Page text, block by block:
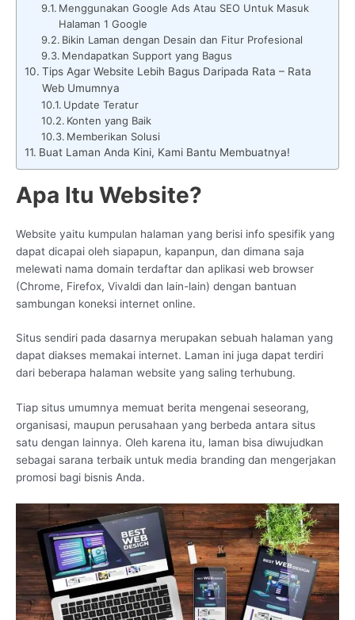
Menggunakan Google Ads Atau SEO Untuk Masuk
Halaman 1 Google
Bikin Laman dengan Desain dan Fitur Profesional
Mendapatkan Support yang Bagus
Tips Agar Website Lebih Bagus Daripada Rata – Rata
Web Umumnya
Update Teratur
Konten yang Baik
Memberikan Solusi
Buat Laman Anda Kini, Kami Bantu Membuatnya!
Apa Itu Website?
Website yaitu kumpulan halaman yang berisi info spesifik yang
dapat dicapai oleh siapapun, kapanpun, dan dimana saja
melewati nama domain terdaftar dan aplikasi web browser
(Chrome, Firefox, Vivaldi dan lain-lain) dengan bantuan
sambungan koneksi internet online.
Situs sendiri pada dasarnya merupakan sebuah halaman yang
dapat diakses memakai internet. Laman ini juga dapat terdiri
dari beberapa halaman website yang saling terhubung.
Tiap situs umumnya memuat berita mengenai seseorang,
organisasi, maupun perusahaan yang berbeda antara situs
satu dengan lainnya. Oleh karena itu, laman bisa diwujudkan
sebagai sarana terbaik untuk media branding dan mengerjakan
promosi bagi bisnis Anda.